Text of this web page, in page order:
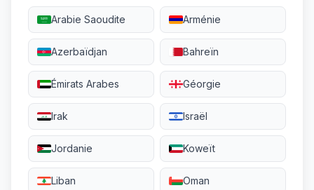
Arabie Saoudite Arménie
Azerbaïdjan Bahreïn
Émirats Arabes Géorgie
Irak Israël
Jordanie Koweït
Liban Oman